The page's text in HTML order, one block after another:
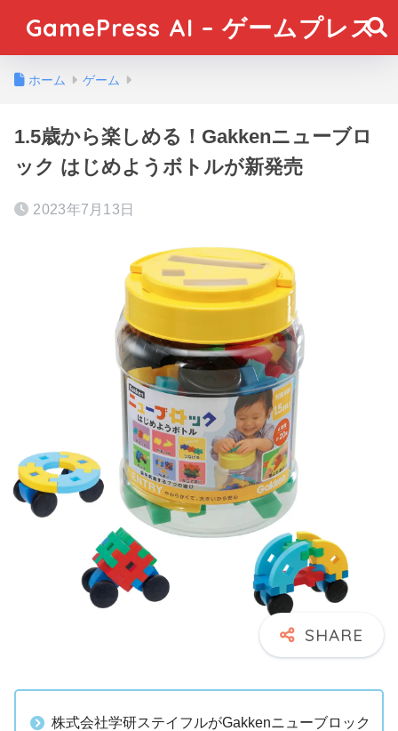
GamePress AI – ゲームプレス
ホーム ゲーム
1.5歳から楽しめる！Gakkenニューブロ
ック はじめようボトルが新発売
2023年7月13日
株式会社学研ステイフルがGakkenニューブロック